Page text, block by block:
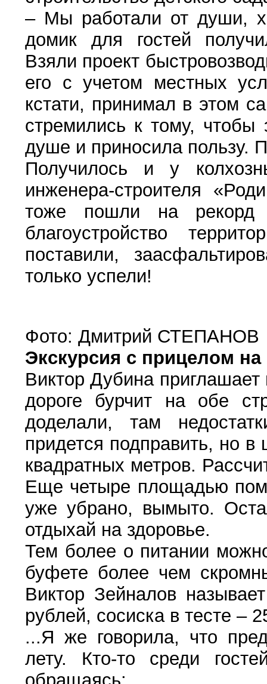
– Мы работали от души,
домик для гостей
Взяли проект
его с учетом местных
кстати, принимал в этом
стремились к тому,
душе и приносила пользу.
Получилось и у
инженера-строителя
тоже пошли на
благоустройство
поставили,
только успели!
Фото: Дмитрий СТЕПАНОВ
Экскурсия с прицелом
Виктор Дубина приглашает
дороге бурчит на обе
доделали, там
придется подправить, но
квадратных метров.
Еще четыре площадью
уже убрано, вымыто.
отдыхай на здоровье.
Тем более о питании
буфете более чем
Виктор Зейналов
рублей, сосиска в тесте –
...Я же говорила, что
лету. Кто-то среди